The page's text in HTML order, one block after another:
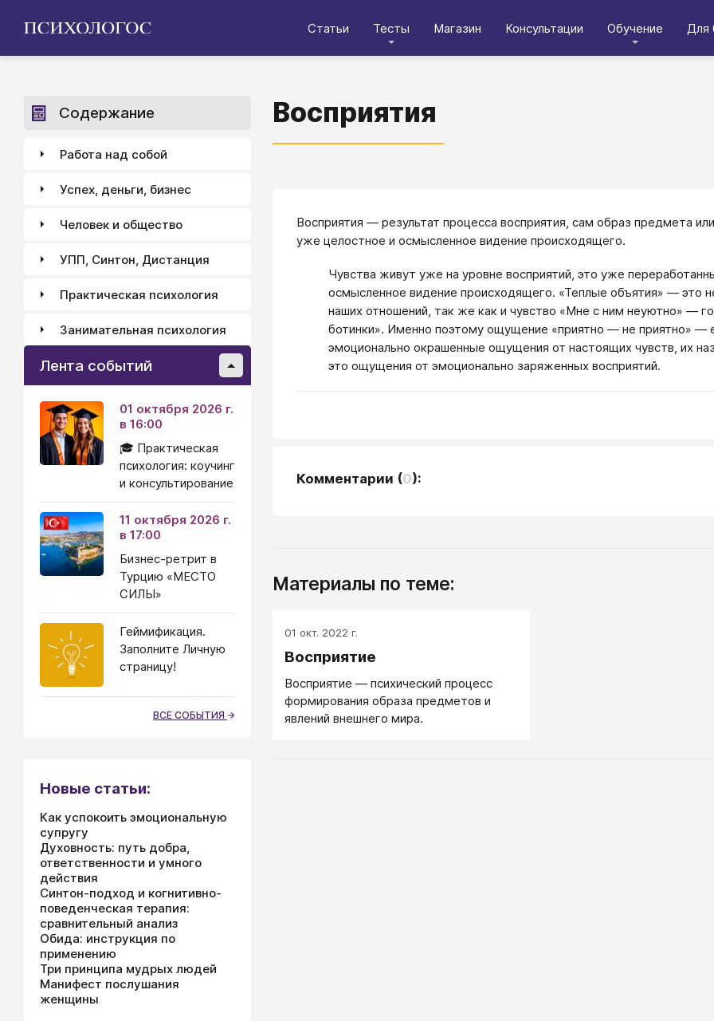
Статьи Тесты Магазин Консультации Обучение Для
Восприятия
Восприятия — результат процесса восприятия, сам образ предмета
уже целостное и осмысленное видение происходящего.
Чувства живут уже на уровне восприятий, это уже
осмысленное видение происходящего. «Теплые объятия» — это
наших отношений, так же как и чувство «Мне с ним неуютно» —
ботинки». Именно поэтому ощущение «приятно — не приятно» —
эмоционально окрашенные ощущения от настоящих чувств, их
это ощущения от эмоционально заряженных восприятий.
Комментарии (0):
Материалы по теме:
01 окт. 2022 г.
Восприятие
Восприятие — психический процесс
формирования образа предметов и
явлений внешнего мира.
Содержание
Работа над собой
Успех, деньги, бизнес
Человек и общество
УПП, Синтон, Дистанция
Практическая психология
Занимательная психология
Лента событий
01 октября 2026 г.
в 16:00
🎓 Практическая
психология: коучинг
и консультирование
11 октября 2026 г.
в 17:00
Бизнес-ретрит в
Турцию «МЕСТО
СИЛЫ»
Геймификация.
Заполните Личную
страницу!
ВСЕ СОБЫТИЯ
Новые статьи:
Как успокоить эмоциональную
супругу
Духовность: путь добра,
ответственности и умного
действия
Синтон-подход и когнитивно-
поведенческая терапия:
сравнительный анализ
Обида: инструкция по
применению
Три принципа мудрых людей
Манифест послушания
женщины